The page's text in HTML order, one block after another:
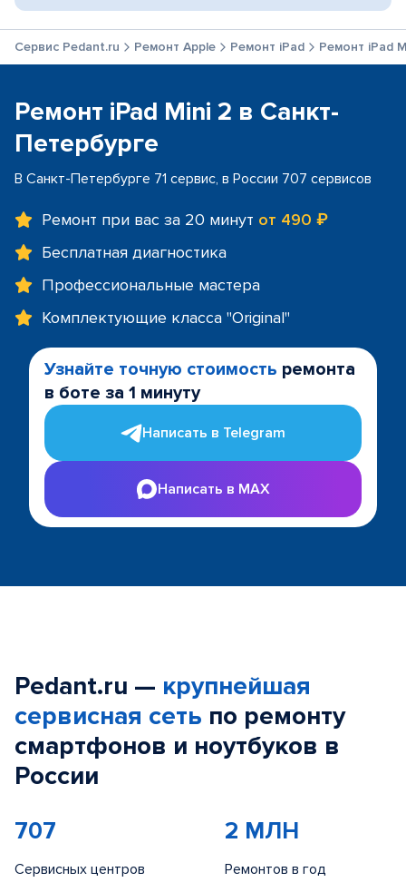
Сервис Pedant.ru Ремонт Apple Ремонт iPad Ремонт iPad
Ремонт iPad Mini 2 в Санкт-
Петербурге
В Санкт-Петербурге 71 сервис, в России 707 сервисов
Ремонт при вас за 20 минут от 490 ₽
Бесплатная диагностика
Профессиональные мастера
Комплектующие класса "Original"
Узнайте точную стоимость ремонта
в боте за 1 минуту
Написать в Telegram
Написать в MAX
Pedant.ru — крупнейшая
сервисная сеть по ремонту
смартфонов и ноутбуков в
России
707
Сервисных центров
2 МЛН
Ремонтов в год